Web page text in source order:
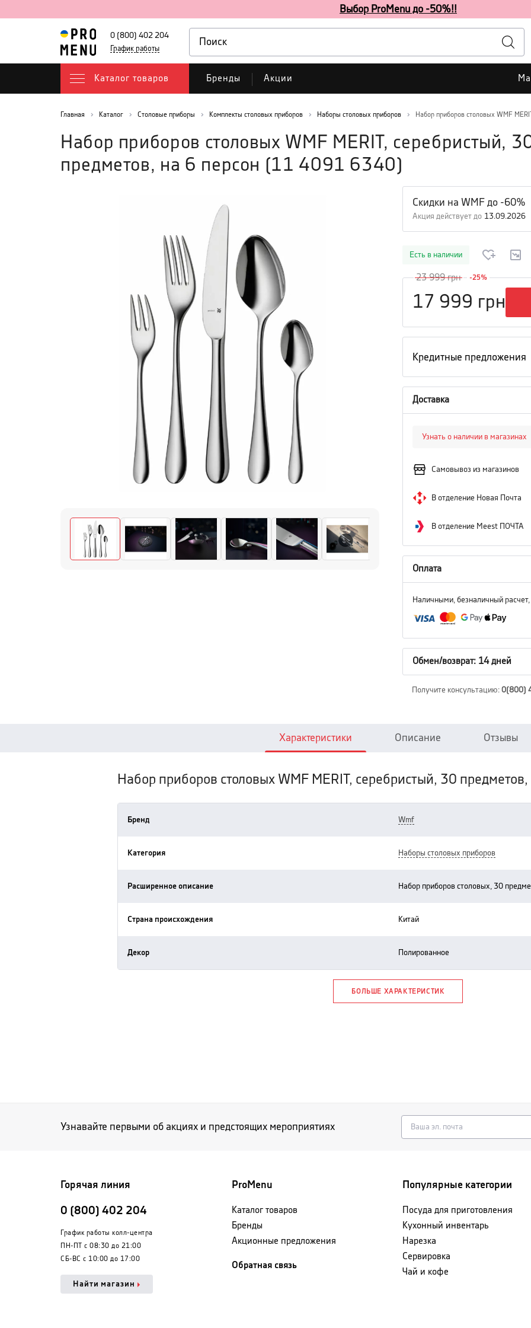
Выбор ProMenu до -50%!!
0 (800) 402 204
График работы
Каталог товаров Бренды Акции
Главная Каталог Столовые приборы Комплекты столовых приборов Наборы столовых приборов Набор приборов столовых WMF
Набор приборов столовых WMF MERIT, серебристый,
предметов, на 6 персон (11 4091 6340 )
Скидки на WMF до -60%
Акция действует до 13.09.2026
Есть в наличии
23 999грн -25%
17 999 грн
Кредитные предложения
Доставка
Узнать о наличии в магазинах
Самовывоз из магазинов
В отделение Новая Почта
В отделение Meest ПОЧТА
Оплата
Наличными, безналичный
Обмен/возврат: 14 дней
Получите консультацию: 0(800)
Характеристики Описание Отзывы
Набор приборов столовых WMF MERIT, серебристый, 30
Бренд wmf
Категория наборы столовых приборов
Расширенное описание набор приборов столовых, 30
Страна происхождения китай
Декор полированное
БОЛЬШЕ ХАРАКТЕРИСТИК
Узнавайте первыми об акциях и предстоящих мероприятиях
Горячая линия
0 (800) 402 204
График работы колл-центра
ПН-ПТ с 08:30 до 21:00
СБ-ВС с 10:00 до 17:00
Найти магазин
ProMenu
Каталог товаров
Бренды
Акционные предложения
Обратная связь
Популярные категории
Посуда для приготовления
Кухонный инвентарь
Нарезка
Сервировка
Чай и кофе